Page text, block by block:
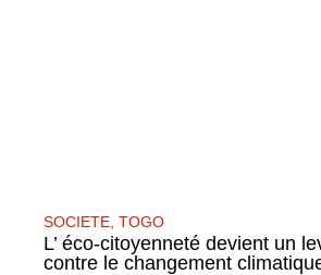
SOCIETE TOGO
L’ éco-citoyenneté devient un
contre le changement